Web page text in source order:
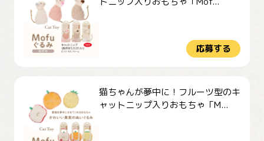
応募する
猫ちゃんが夢中に！フルーツ型のキ
ャットニップ入りおもちゃ「M...